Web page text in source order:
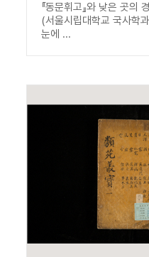
『동문휘고』와 낮은 곳의
(서울시립대학교 국사학
눈에 ...